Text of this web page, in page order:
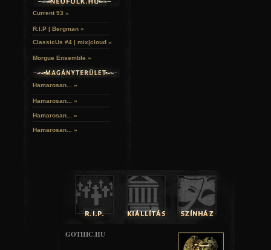
Current 93 »
R.I.P | Bergman »
ClassicUs #4 | mix|cloud »
Morgue Ensemble »
Hamarosan... »
Hamarosan... »
Hamarosan... »
Hamarosan... »
GOTHIC.HU